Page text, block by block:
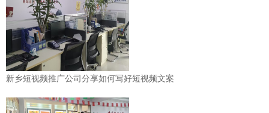
新乡短视频推广公司分享如何写好短视频文案